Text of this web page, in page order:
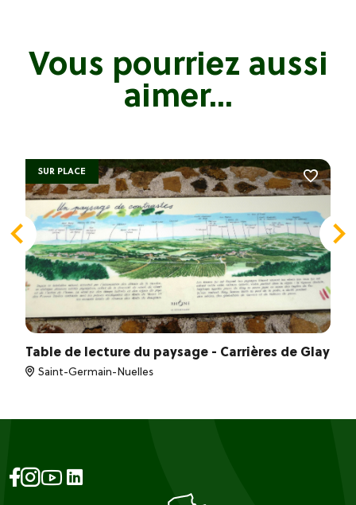
Vous pourriez aussi
aimer...
Table de lecture du paysage - Carrières de Glay
Saint-Germain-Nuelles
SUR PLACE